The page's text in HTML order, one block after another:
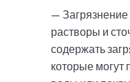
—
растворы и
содержать
которые могут